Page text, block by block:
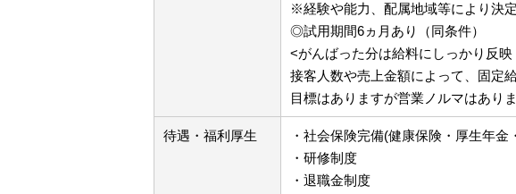
※経験や能力、配属地域等により決
◎試用期間6ヵ月あり（同条件）
<がんばった分は給料にしっかり反映
接客人数や売上金額によって、固定
目標はありますが営業ノルマはあり
待遇・福利厚生
・社会保険完備(健康保険・厚生年金
・研修制度
・退職金制度